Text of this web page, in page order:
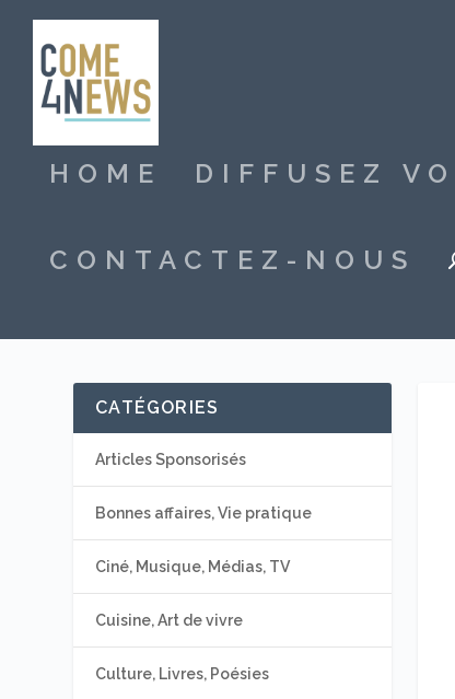
HOME DIFFUSEZ
CONTACTEZ-NOUS
CATÉGORIES
Articles Sponsorisés
Bonnes affaires, Vie pratique
Ciné, Musique, Médias, TV
Cuisine, Art de vivre
Culture, Livres, Poésies